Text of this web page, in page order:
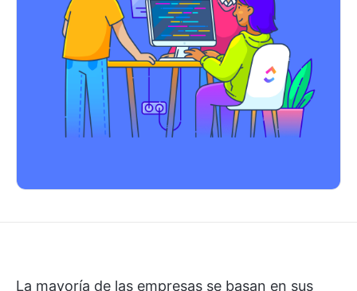
La mayoría de las empresas se basan en sus